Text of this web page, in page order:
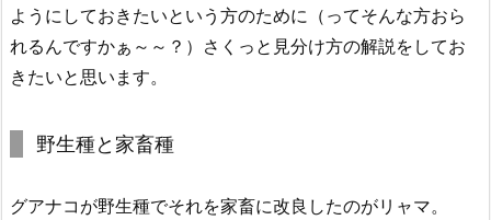
ようにしておきたいという方のために（ってそんな方おら
れるんですかぁ～～？） さくっと見分け方の解説をしてお
きたいと思います。
野生種と家畜種
グアナコが野生種でそれを家畜に改良したのがリャマ。